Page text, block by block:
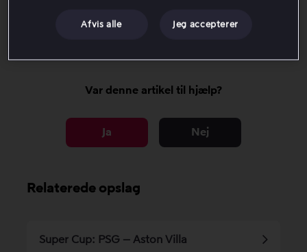
Klik her for at gå til siden, hvor du kan nulstille koden.
Var denne artikel til hjælp?
Ja Nej
Relaterede opslag
Super Cup: PSG – Aston Villa
Afvis alle Jeg accepterer